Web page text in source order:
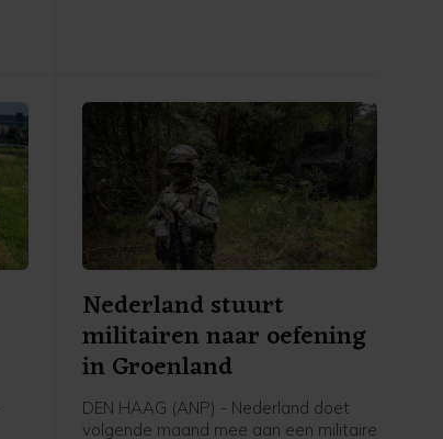
Nederland stuurt
militairen naar oefening
in Groenland
DEN HAAG (ANP) - Nederland doet
volgende maand mee aan een militaire